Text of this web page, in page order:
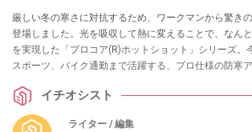
厳しい冬の寒さに対抗するため、ワークマンから驚き
登場しました。光を吸収して熱に変えることで、なん
を実現した「プロコア(R)ホットショット」シリーズ。
スポーツ、バイク通勤まで活躍する、プロ仕様の防寒
イチオシスト
ライター / 編集